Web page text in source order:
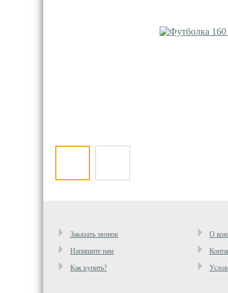
Заказать звонок О
Напишите нам
Как купить?